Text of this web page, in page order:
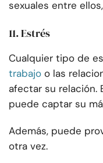
sexuales entre
11. Estrés
Cualquier tipo de
trabajo o las
afectar su relación.
puede captar su
Además, puede
otra vez.